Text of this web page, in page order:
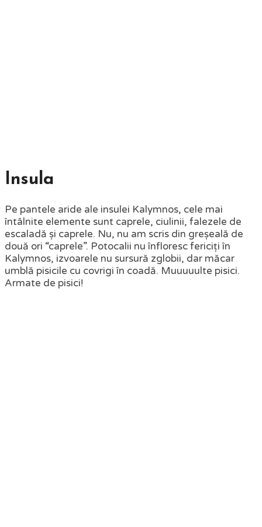
Insula
Pe pantele aride ale insulei Kalymnos, cele mai
întâlnite elemente sunt caprele, ciulinii, falezele de
escaladă și caprele. Nu, nu am scris din greșeală de
două ori “caprele”. Potocalii nu înfloresc fericiți în
Kalymnos, izvoarele nu sursură zglobii, dar măcar
umblă pisicile cu covrigi în coadă. Muuuuulte pisici.
Armate de pisici!